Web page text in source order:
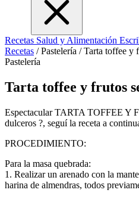
Recetas Salud y Alimentación
Recetas / Pastelería / Tarta toffee y
Pastelería
Tarta toffee y frutos
Espectacular TARTA TOFFEE Y
dulceros ?, seguí la receta a
PROCEDIMIENTO:
Para la masa quebrada:
1. Realizar un arenado con la
harina de almendras, todos